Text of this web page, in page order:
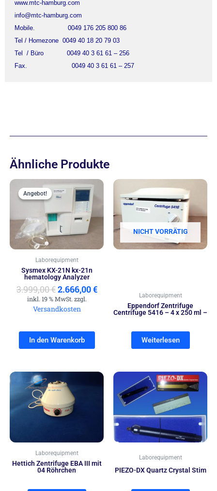
www.mtc-hamburg.com
info@mtc-hamburg.com
Mobile. 0049 176 205 800 86
Tel / Homezone 0049 40 18 20 79 03
Tel / Büro 0049 40 3 61 61 – 256
Fax. 0049 40 3 61 61 – 257
Ähnliche Produkte
Angebot!
Angebot!
Laborequipment
Sysmex KX-21N kx-21n
hematology Analyzer
3.999,00€
Ursprünglicher
Preis
3.999,00 €
2.666,00€
Aktueller
2.666,00 €.
inkl. 19 % MwSt. zzgl.
Versandkosten
In den Warenkorb
NICHT VORRÄTIG
Laborequipment
Eppendorf Zentrifuge
Centrifuge 5416 – 4 x 250 ml –
Weiterlesen
Laborequipment
Hettich Zentrifuge EBA III mit
04 Röhrchen
Laborequipment
PIEZO-DX Quartz Crystal Stim